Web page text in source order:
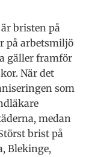
bristen på
på arbetsmiljö
gäller framför
När det
som
medan
brist på
Blekinge,